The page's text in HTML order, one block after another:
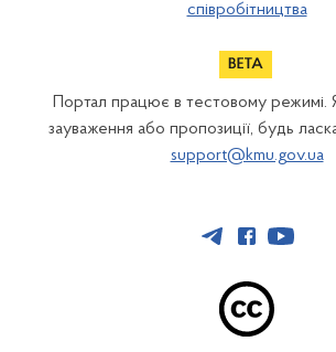
співробітництва
Портал працює в тестовому режимі.
зауваження або пропозиції, будь
support@kmu.gov.ua